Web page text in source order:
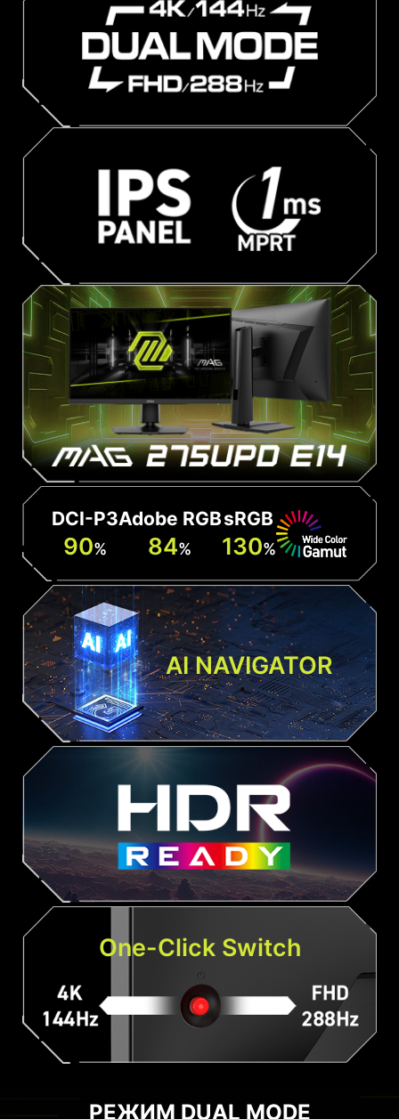
DCI-P3
90%
Adobe RGB
84%
sRGB
130%
AI NAVIGATOR
One-Click Switch
РЕЖИМ DUAL MODE